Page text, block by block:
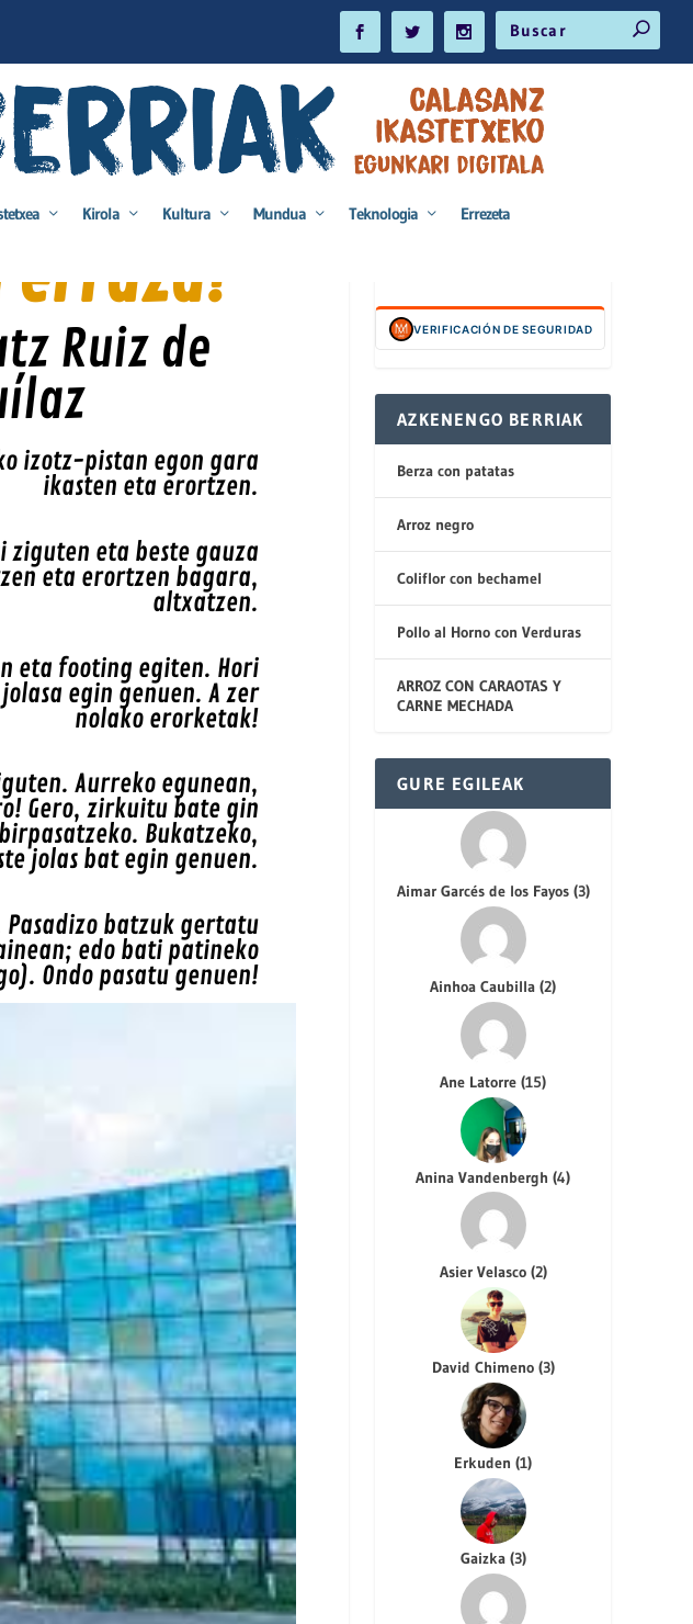
Kirola Kultura Mundua Teknologia Errezeta
erraza!
Ruiz de
izotz-pistan egon gara
ikasten eta erortzen.
eta beste gauza
eta erortzen bagara,
altxatzen.
eta footing egiten. Hori
egin genuen. A zer
nolako erorketak!
Aurreko egunean,
Gero, zirkuitu bate gin
Bukatzeko,
jolas bat egin genuen.
Pasadizo batzuk gertatu
edo bati patineko
Ondo pasatu genuen!
VERIFICACIÓN DE SEGURIDAD
AZKENENGO BERRIAK
Berza con patatas
Arroz negro
Coliflor con bechamel
Pollo al Horno con Verduras
ARROZ CON CARAOTAS Y
CARNE MECHADA
GURE EGILEAK
Aimar Garcés de los Fayos (3)
Ainhoa Caubilla(2)
Ane Latorre(15)
Anina Vandenbergh(4)
Asier Velasco (2)
David Chimeno (3)
Erkuden(1)
Gaizka (3)